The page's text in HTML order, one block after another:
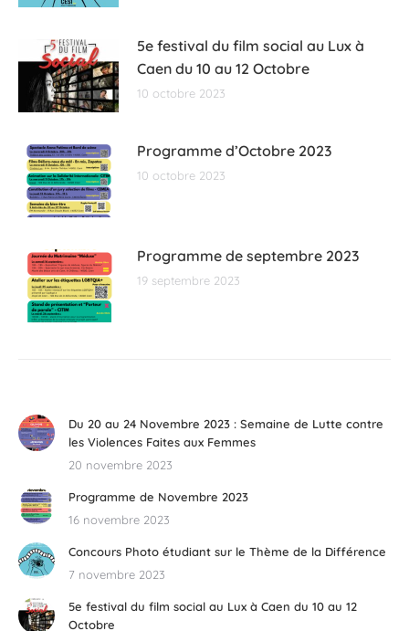
5e festival du film social au Lux à
Caen du 10 au 12 Octobre
10 octobre 2023
Programme d’Octobre 2023
10 octobre 2023
Programme de septembre 2023
19 septembre 2023
Du 20 au 24 Novembre 2023 : Semaine de Lutte contre
les Violences Faites aux Femmes
20 novembre 2023
Programme de Novembre 2023
16 novembre 2023
Concours Photo étudiant sur le Thème de la Différence
7 novembre 2023
5e festival du film social au Lux à Caen du 10 au 12
Octobre